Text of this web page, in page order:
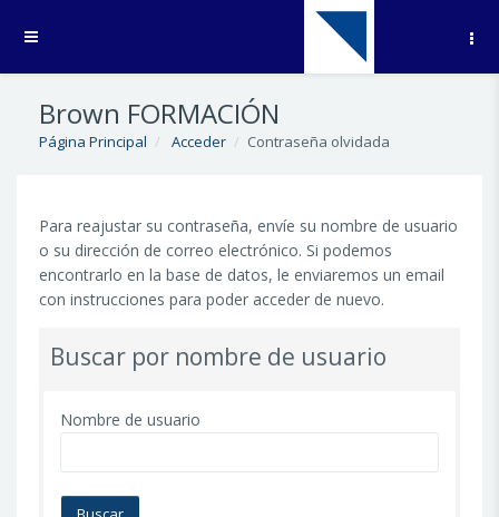
Panel lateral
Brown FORMACIÓN
Página Principal Acceder Contraseña olvidada
Para reajustar su contraseña, envíe su nombre de usuario
o su dirección de correo electrónico. Si podemos
encontrarlo en la base de datos, le enviaremos un email
con instrucciones para poder acceder de nuevo.
Buscar por nombre de usuario
Nombre de usuario